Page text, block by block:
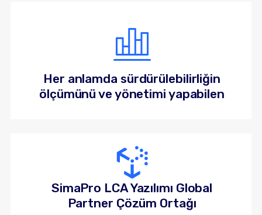
Her anlamda sürdürülebilirliğin
ölçümünü ve yönetimi yapabilen
SimaPro LCA Yazılımı Global
Partner Çözüm Ortağı